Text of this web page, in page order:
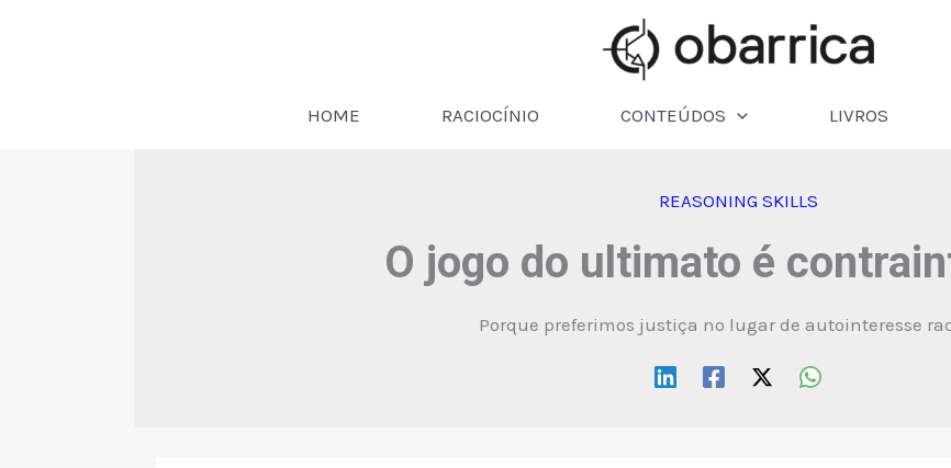
HOME RACIOCÍNIO CONTEÚDOS LIVROS
REASONING SKILLS
O jogo do ultimato é
Porque preferimos justiça no lugar de autointeresse